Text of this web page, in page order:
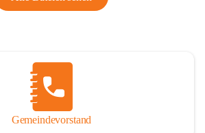
Gemeindevorstand